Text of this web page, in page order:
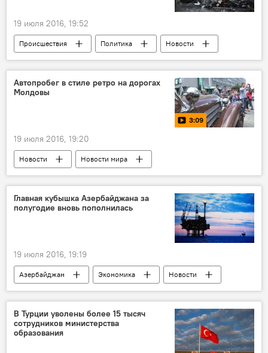
19 июля 2016, 19:52
Происшествия Политика
Новости
АНАЛИТИКА
Новости мира
ЖИЗНЬ
Попытка переворота в Турции
Автопробег в стиле ретро на дорогах
Молдовы
3:09
19 июля 2016, 19:20
Новости
Новости мира
МУЛЬТИМЕДИА
Видео ЖИЗНЬ
Главная кубышка Азербайджана за
полугодие вновь пополнилась
19 июля 2016, 19:19
Азербайджан Экономика
Новости
АНАЛИТИКА
Государственный нефтяной фонд Азербайджана (ГНФАР)
Резервы
В Турции уволены более 15 тысяч
сотрудников министерства
образования